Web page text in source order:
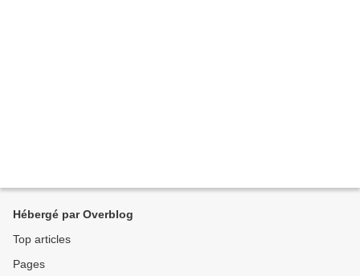
Hébergé par Overblog
Top articles
Pages